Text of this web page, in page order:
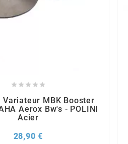
    
Variateur MBK Booster
Aerox Bw's - POLINI
Acier
28,90 €